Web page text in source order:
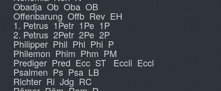
Obadja Ob Oba OB
Offenbarung Offb Rev EH
1. Petrus 1Petr 1Pe 1P
2. Petrus 2Petr 2Pe 2P
Philipper Phil Phl Phi P
Philemon Phim Phm PM
Prediger Pred Ecc ST Eccli Eccl
Psalmen Ps Psa LB
Richter Ri Jdg RC